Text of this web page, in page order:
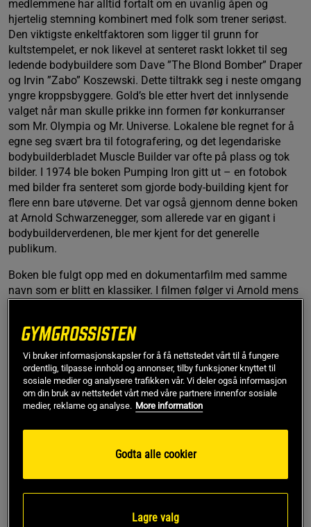
medlemmene har alltid fortalt om en uvanlig åpen og
hjertelig stemning kombinert med folk som trener seriøst.
Den viktigste enkeltfaktoren som ligger til grunn for
kultstempelet, er nok likevel at senteret raskt lokket til seg
ledende bodybuildere som Dave ”The Blond Bomber” Draper
og Irvin ”Zabo” Koszewski. Dette tiltrakk seg i neste omgang
yngre kroppsbyggere. Gold’s ble etter hvert det innlysende
valget når man skulle prikke inn formen før konkurranser
som Mr. Olympia og Mr. Universe. Lokalene ble regnet for å
egne seg svært bra til fotografering, og det legendariske
bodybuilderbladet Muscle Builder var ofte på plass og tok
bilder. I 1974 ble boken Pumping Iron gitt ut – en fotobok
med bilder fra senteret som gjorde body-building kjent for
flere enn bare utøverne. Det var også gjennom denne boken
at Arnold Schwarzenegger, som allerede var en gigant i
bodybuilderverdenen, ble mer kjent for det generelle
publikum.
Boken ble fulgt opp med en dokumentarfilm med samme
navn som er blitt en klassiker. I filmen følger vi Arnold mens
Venice har i aller høyeste grad bidratt til å gjøre sporten
populær og gi den en slags stjernestatus den ikke hadde
hatt før. Arnold beskriver i en berømt scene blant annet den
fantastiske følelsen det er når blodet pumpes inn i musklene
under trening.
►Hvorfor trener du her?
Jeg elsker Gold’s fordi jeg blir motivert av å trene ved siden
av de proffe. Jeg blir ganske enkelt inspirert, og hver dag får
fordømt helseklubb, ha ha. Det er et ordentlig treningssenter
Vi bruker informasjonskapsler for å få nettstedet vårt til å fungere
ordentlig, tilpasse innhold og annonser, tilby funksjoner knyttet til
sosiale medier og analysere trafikken vår. Vi deler også informasjon
om din bruk av nettstedet vårt med våre partnere innenfor sosiale
medier, reklame og analyse. More information
Godta alle cookier
Lagre valg